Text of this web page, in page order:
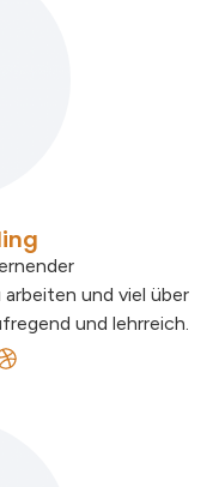
und viel über
und lehrreich.